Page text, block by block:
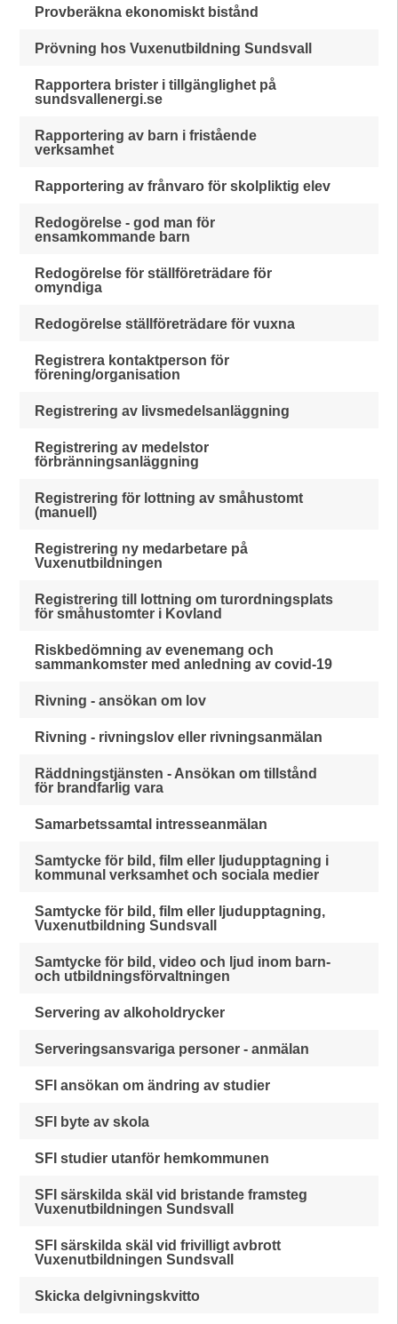
Provberäkna ekonomiskt bistånd
Prövning hos Vuxenutbildning Sundsvall
Rapportera brister i tillgänglighet på
sundsvallenergi.se
Rapportering av barn i fristående
verksamhet
Rapportering av frånvaro för skolpliktig elev
Redogörelse - god man för
ensamkommande barn
Redogörelse för ställföreträdare för
omyndiga
Redogörelse ställföreträdare för vuxna
Registrera kontaktperson för
förening/organisation
Registrering av livsmedelsanläggning
Registrering av medelstor
förbränningsanläggning
Registrering för lottning av småhustomt
(manuell)
Registrering ny medarbetare på
Vuxenutbildningen
Registrering till lottning om turordningsplats
för småhustomter i Kovland
Riskbedömning av evenemang och
sammankomster med anledning av covid-19
Rivning - ansökan om lov
Rivning - rivningslov eller rivningsanmälan
Räddningstjänsten - Ansökan om tillstånd
för brandfarlig vara
Samarbetssamtal intresseanmälan
Samtycke för bild, film eller ljudupptagning i
kommunal verksamhet och sociala medier
Samtycke för bild, film eller ljudupptagning,
Vuxenutbildning Sundsvall
Samtycke för bild, video och ljud inom barn-
och utbildningsförvaltningen
Servering av alkoholdrycker
Serveringsansvariga personer - anmälan
SFI ansökan om ändring av studier
SFI byte av skola
SFI studier utanför hemkommunen
SFI särskilda skäl vid bristande framsteg
Vuxenutbildningen Sundsvall
SFI särskilda skäl vid frivilligt avbrott
Vuxenutbildningen Sundsvall
Skicka delgivningskvitto